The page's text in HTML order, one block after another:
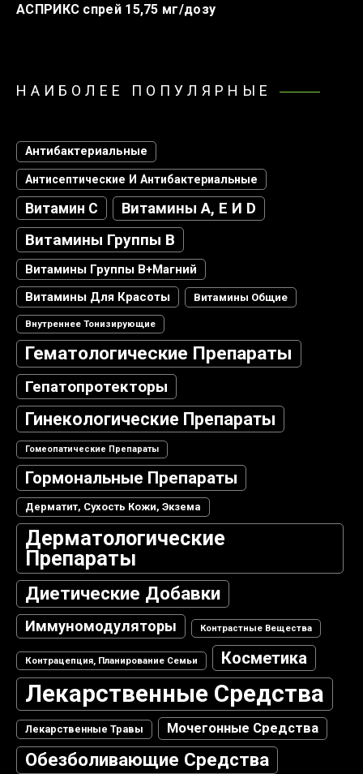
АСПРИКС спрей 15,75 мг/дозу
НАИБОЛЕЕ ПОПУЛЯРНЫЕ
Антибактериальные
Антисептические И Антибактериальные
Витамин С Витамины А, Е И D
Витамины Группы В
Витамины Группы В+магний
Витамины Для Красоты
Витамины Общие
Внутреннее Тонизирующие
Гематологические Препараты
Гепатопротекторы
Гинекологические Препараты
Гомеопатические Препараты
Гормональные Препараты
Дерматит, Сухость Кожи, Экзема
Дерматологические
Препараты
Диетические Добавки
Иммуномодуляторы Контрастные Вещества
Контрацепция, Планирование Семьи Косметика
Лекарственные Средства
Лекарственные Травы Мочегонные Средства
Обезболивающие Средства